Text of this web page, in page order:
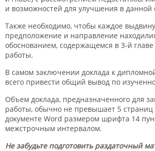
и возможностей для улучшения в данной
Также необходимо, чтобы каждое
предположение и направление
обоснованием, содержащемся в 3-й
работы.
В самом заключении доклада к
всего привести общий вывод по
Объем доклада, предназначенного для
работы, обычно не превышает 5 страниц
документе Word размером шрифта 14
межстрочным интервалом.
Не забудьте подготовить раздаточный